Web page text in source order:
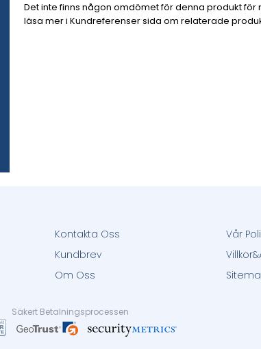
Det inte finns någon omdömet för denna produkt
läsa mer i Kundreferenser sida om relaterade
Kontakta Oss
Kundbrev
Om Oss
Vår
Säkert Betalningsprocessen